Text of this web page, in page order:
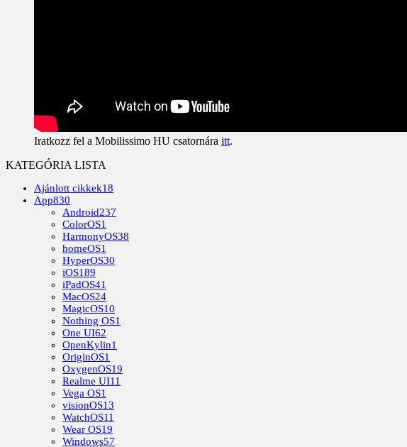
Iratkozz fel a Mobilissimo HU csatornára itt.
KATEGÓRIA LISTA
Ajánlott cikkek18
App830
Android237
ColorOS1
HarmonyOS38
homeOS1
HyperOS30
iOS189
iPadOS41
MacOS24
MagicOS10
Nothing OS1
One UI62
OpenKylin1
OriginOS1
OxygenOS19
Realme UI11
Vega OS1
visionOS13
WatchOS11
Wear OS19
Windows57